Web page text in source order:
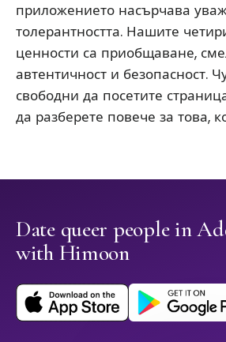
приложението насърчава
толерантността. Нашите
ценности са приобщаване,
автентичност и безопасност.
свободни да посетите
да разберете повече за това,
Date queer people in
with Himoon